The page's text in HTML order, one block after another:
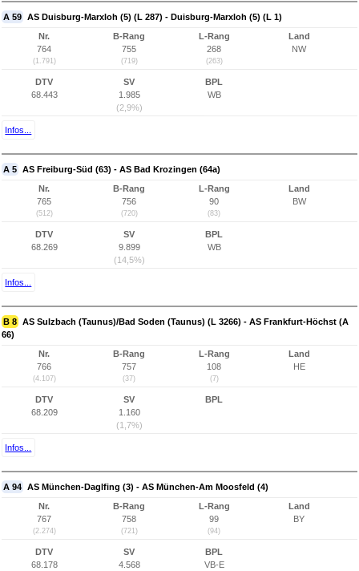
A 59 AS Duisburg-Marxloh (5) (L 287) - Duisburg-Marxloh (5) (L 1)
Nr.
764
(1.791)
B-Rang
755
(719)
L-Rang
268
(263)
Land
NW
DTV
68.443
SV
1.985
(2,9%)
BPL
WB
Infos...
A 5 AS Freiburg-Süd (63) - AS Bad Krozingen (64a)
Nr.
765
(512)
B-Rang
756
(720)
L-Rang
90
(83)
Land
BW
DTV
68.269
SV
9.899
(14,5%)
BPL
WB
Infos...
B 8 AS Sulzbach (Taunus)/Bad Soden (Taunus) (L 3266) - AS Frankfurt-Höchst (A
66)
Nr.
766
(4.107)
B-Rang
757
(37)
L-Rang
108
(7)
Land
HE
DTV
68.209
SV
1.160
(1,7%)
BPL
Infos...
A 94 AS München-Daglfing (3) - AS München-Am Moosfeld (4)
Nr.
767
(2.274)
B-Rang
758
(721)
L-Rang
99
(94)
Land
BY
DTV
68.178
SV
4.568
BPL
VB-E